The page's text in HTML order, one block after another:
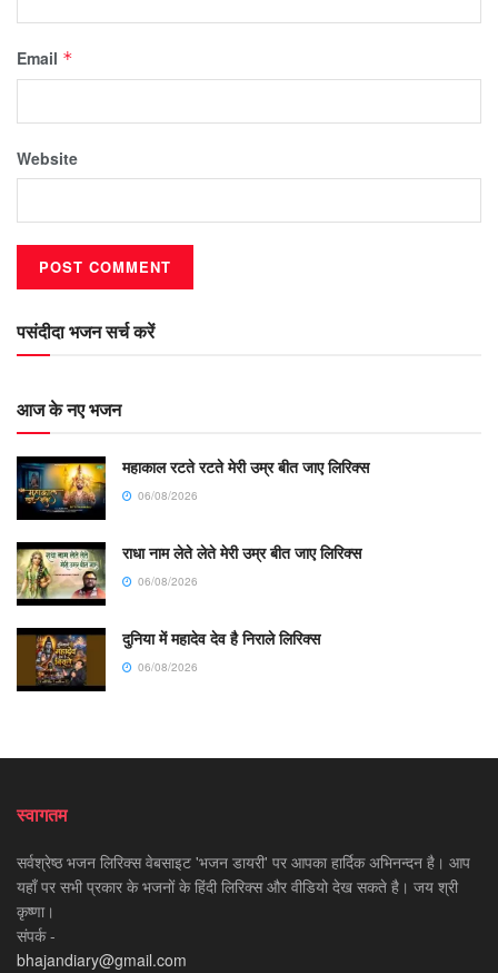
Email *
Website
पसंदीदा भजन सर्च करें
आज के नए भजन
महाकाल रटते रटते मेरी उम्र बीत जाए लिरिक्स
06/08/2026
राधा नाम लेते लेते मेरी उम्र बीत जाए लिरिक्स
06/08/2026
दुनिया में महादेव देव है निराले लिरिक्स
06/08/2026
स्वागतम
सर्वश्रेष्ठ भजन लिरिक्स वेबसाइट 'भजन डायरी' पर आपका हार्दिक अभिनन्दन है। आप
यहाँ पर सभी प्रकार के भजनों के हिंदी लिरिक्स और वीडियो देख सकते है। जय श्री
कृष्णा।
संपर्क -
bhajandiary@gmail.com